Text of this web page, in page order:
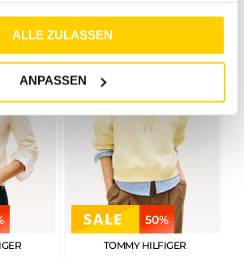
ALLE ZULASSEN
ANPASSEN
50%
TOMMY HILFIGER